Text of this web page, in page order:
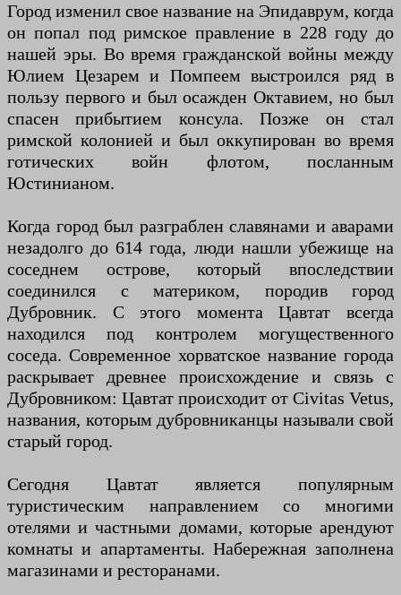
Город изменил свое название на Эпидаврум, когда
он попал под римское правление в 228 году до
нашей эры. Во время гражданской войны между
Юлием Цезарем и Помпеем выстроился ряд в
пользу первого и был осажден Октавием, но был
спасен прибытием консула. Позже он стал
римской колонией и был оккупирован во время
готических войн флотом, посланным
Юстинианом.
Когда город был разграблен славянами и аварами
незадолго до 614 года, люди нашли убежище на
соседнем острове, который впоследствии
соединился с материком, породив город
Дубровник. С этого момента Цавтат всегда
находился под контролем могущественного
соседа. Современное хорватское название города
раскрывает древнее происхождение и связь с
Дубровником: Цавтат происходит от Civitas Vetus,
названия, которым дубровниканцы называли свой
старый город.
Сегодня Цавтат является популярным
туристическим направлением со многими
отелями и частными домами, которые арендуют
комнаты и апартаменты. Набережная заполнена
магазинами и ресторанами.